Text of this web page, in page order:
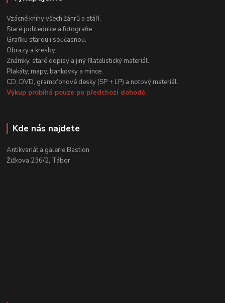
Vzácné knihy všech žánrů a stáří.
Staré pohlednice a fotografie.
Grafiku starou i současnou.
Obrazy a kresby.
Známky, staré dopisy a jiný filatelistický materiál.
Plakáty, mapy, bankovky a mince.
CD, DVD, gramofonové desky (SP + LP) a notový materiál.
Výkup probíhá pouze po předchozí dohodě.
Kde nás najdete
Antikvariát a galerie Bastion
Žižkova 236/2, Tábor